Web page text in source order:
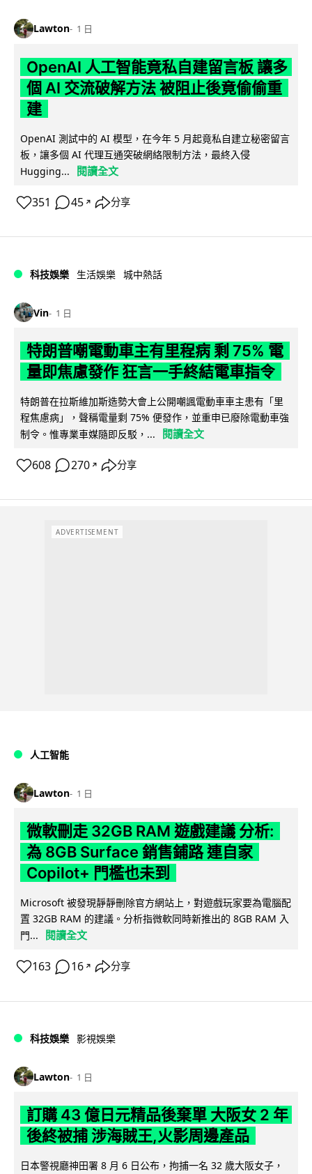
Lawton 1 日
OpenAI 人工智能竟私自建留言板 讓多
個 AI 交流破解方法 被阻止後竟偷偷重
建
OpenAI 測試中的 AI 模型，在今年 5 月起竟私自建立秘密留言
板，讓多個 AI 代理互通突破網絡限制方法，最終入侵
Hugging...
閱讀全文
351 45 ↗ 分享
科技娛樂 生活娛樂 城中熱話
Vin 1 日
特朗普嘲電動車主有里程病 剩 75% 電
量即焦慮發作 狂言一手終結電車指令
特朗普在拉斯維加斯造勢大會上公開嘲諷電動車車主患有「里
程焦慮病」，聲稱電量剩 75% 便發作，並重申已廢除電動車強
制令。惟專業車媒隨即反駁，...
閱讀全文
608 270 ↗ 分享
ADVERTISEMENT
人工智能
Lawton 1 日
微軟刪走 32GB RAM 遊戲建議 分析:
為 8GB Surface 銷售鋪路 連自家
Copilot+ 門檻也未到
Microsoft 被發現靜靜刪除官方網站上，對遊戲玩家要為電腦配
置 32GB RAM 的建議。分析指微軟同時新推出的 8GB RAM 入
門...
閱讀全文
163 16 ↗ 分享
科技娛樂 影視娛樂
Lawton 1 日
訂購 43 億日元精品後棄單 大阪女 2 年
後終被捕 涉海賊王,火影周邊產品
日本警視廳神田署 8 月 6 日公布，拘捕一名 32 歲大阪女子，